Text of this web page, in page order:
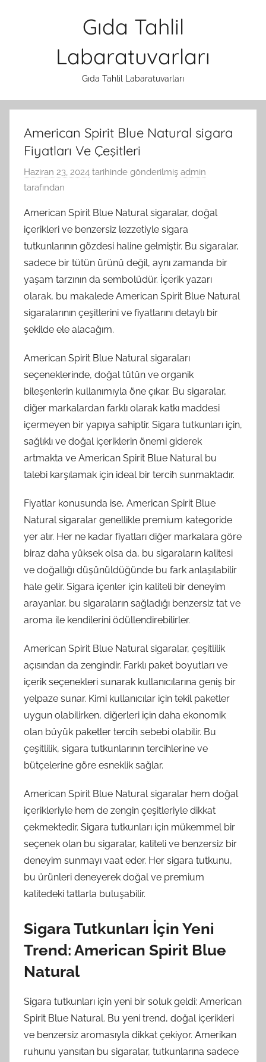
Gıda Tahlil
Labaratuvarları
Gıda Tahlil Labaratuvarları
American Spirit Blue Natural sigara
Fiyatları Ve Çeşitleri
Haziran 23, 2024 tarihinde gönderilmiş admin
tarafından
American Spirit Blue Natural sigaralar, doğal
içerikleri ve benzersiz lezzetiyle sigara
tutkunlarının gözdesi haline gelmiştir. Bu sigaralar,
sadece bir tütün ürünü değil, aynı zamanda bir
yaşam tarzının da sembolüdür. İçerik yazarı
olarak, bu makalede American Spirit Blue Natural
sigaralarının çeşitlerini ve fiyatlarını detaylı bir
şekilde ele alacağım.
American Spirit Blue Natural sigaraları
seçeneklerinde, doğal tütün ve organik
bileşenlerin kullanımıyla öne çıkar. Bu sigaralar,
diğer markalardan farklı olarak katkı maddesi
içermeyen bir yapıya sahiptir. Sigara tutkunları için,
sağlıklı ve doğal içeriklerin önemi giderek
artmakta ve American Spirit Blue Natural bu
talebi karşılamak için ideal bir tercih sunmaktadır.
Fiyatlar konusunda ise, American Spirit Blue
Natural sigaralar genellikle premium kategoride
yer alır. Her ne kadar fiyatları diğer markalara göre
biraz daha yüksek olsa da, bu sigaraların kalitesi
ve doğallığı düşünüldüğünde bu fark anlaşılabilir
hale gelir. Sigara içenler için kaliteli bir deneyim
arayanlar, bu sigaraların sağladığı benzersiz tat ve
aroma ile kendilerini ödüllendirebilirler.
American Spirit Blue Natural sigaralar, çeşitlilik
açısından da zengindir. Farklı paket boyutları ve
içerik seçenekleri sunarak kullanıcılarına geniş bir
yelpaze sunar. Kimi kullanıcılar için tekil paketler
uygun olabilirken, diğerleri için daha ekonomik
olan büyük paketler tercih sebebi olabilir. Bu
çeşitlilik, sigara tutkunlarının tercihlerine ve
bütçelerine göre esneklik sağlar.
American Spirit Blue Natural sigaralar hem doğal
içerikleriyle hem de zengin çeşitleriyle dikkat
çekmektedir. Sigara tutkunları için mükemmel bir
seçenek olan bu sigaralar, kaliteli ve benzersiz bir
deneyim sunmayı vaat eder. Her sigara tutkunu,
bu ürünleri deneyerek doğal ve premium
kalitedeki tatlarla buluşabilir.
Sigara Tutkunları İçin Yeni
Trend: American Spirit Blue
Natural
Sigara tutkunları için yeni bir soluk geldi: American
Spirit Blue Natural. Bu yeni trend, doğal içerikleri
ve benzersiz aromasıyla dikkat çekiyor. Amerikan
ruhunu yansıtan bu sigaralar, tutkunlarına sadece